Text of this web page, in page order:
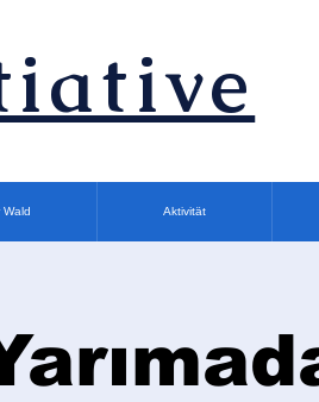
Wald Aktivität